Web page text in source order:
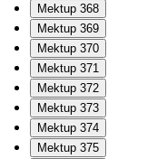
Mektup 368
Mektup 369
Mektup 370
Mektup 371
Mektup 372
Mektup 373
Mektup 374
Mektup 375